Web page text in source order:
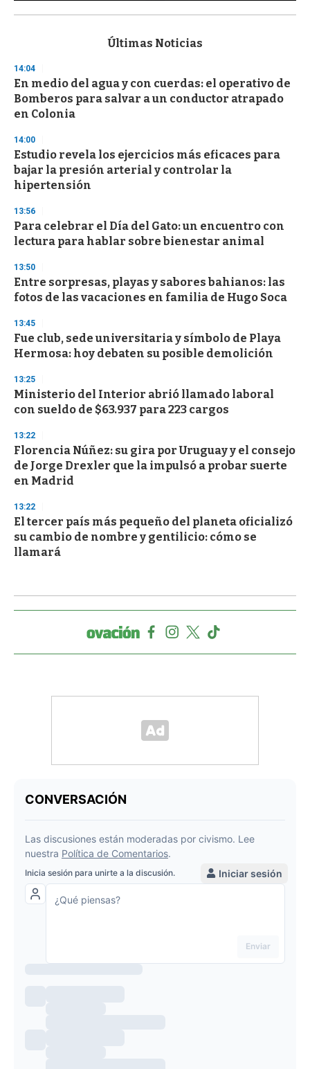
s
d
s
o
f
3
s
e
c
o
n
Últimas Noticias
14:04
En medio del agua y con cuerdas: el operativo de
Bomberos para salvar a un conductor atrapado
en Colonia
14:00
Estudio revela los ejercicios más eficaces para
bajar la presión arterial y controlar la
hipertensión
13:56
Para celebrar el Día del Gato: un encuentro con
lectura para hablar sobre bienestar animal
13:50
Entre sorpresas, playas y sabores bahianos: las
fotos de las vacaciones en familia de Hugo Soca
13:45
Fue club, sede universitaria y símbolo de Playa
Hermosa: hoy debaten su posible demolición
13:25
Ministerio del Interior abrió llamado laboral
con sueldo de $63.937 para 223 cargos
13:22
Florencia Núñez: su gira por Uruguay y el consejo
de Jorge Drexler que la impulsó a probar suerte
en Madrid
13:22
El tercer país más pequeño del planeta oficializó
su cambio de nombre y gentilicio: cómo se
llamará